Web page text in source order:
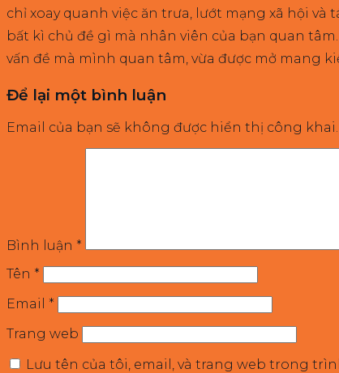
chỉ xoay quanh việc ăn trưa, lướt mạng xã hội
bất kì chủ đề gì mà nhân viên của bạn quan
vấn đề mà mình quan tâm, vừa được mở mang
Để lại một bình luận
Email của bạn sẽ không được hiển thị công khai.
Bình luận *
Tên *
Email *
Trang web
Lưu tên của tôi, email, và trang web trong